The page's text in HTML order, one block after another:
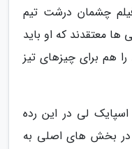
چشمان درشت تیم
ها معتقدند که او باید
هم برای چیزهای تیز
اسپایک لی در این رده
در بخش های اصلی به